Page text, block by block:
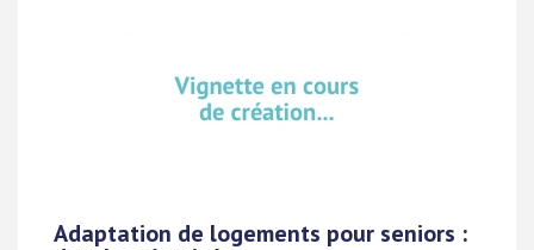
Adaptation de logements pour seniors :